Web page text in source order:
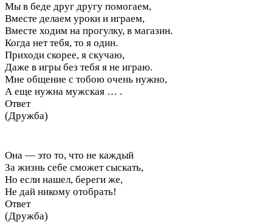
Мы в беде друг другу помогаем,
Вместе делаем уроки и играем,
Вместе ходим на прогулку, в магазин.
Когда нет тебя, то я один.
Приходи скорее, я скучаю,
Даже в игры без тебя я не играю.
Мне общение с тобою очень нужно,
А еще нужна мужская … .
Ответ
(Дружба)
Она — это то, что не каждый
За жизнь себе сможет сыскать,
Но если нашел, береги же,
Не дай никому отобрать!
Ответ
(Дружба)